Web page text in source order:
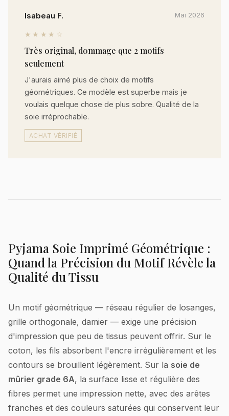
Isabeau F. Mai 2026
★★★★☆
Très original, dommage que 2 motifs
seulement
J'aurais aimé plus de choix de motifs
géométriques. Ce modèle est superbe mais je
voulais quelque chose de plus sobre. Qualité de la
soie irréprochable.
ACHAT VÉRIFIÉ
Pyjama Soie Imprimé Géométrique :
Quand la Précision du Motif Révèle la
Qualité du Tissu
Un motif géométrique — réseau régulier de losanges,
grille orthogonale, damier — exige une précision
d'impression que peu de tissus peuvent offrir. Sur le
coton, les fils absorbent l'encre irrégulièrement et les
contours se brouillent légèrement. Sur la soie de
mûrier grade 6A, la surface lisse et régulière des
fibres permet une impression nette, avec des arêtes
franches et des couleurs saturées qui conservent leur